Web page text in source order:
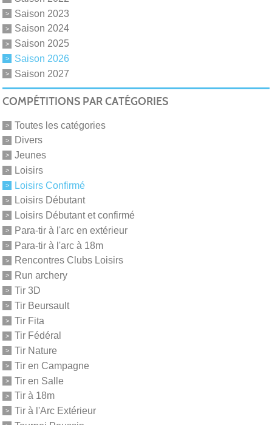
Saison 2023
Saison 2024
Saison 2025
Saison 2026
Saison 2027
COMPÉTITIONS PAR CATÉGORIES
Toutes les catégories
Divers
Jeunes
Loisirs
Loisirs Confirmé
Loisirs Débutant
Loisirs Débutant et confirmé
Para-tir à l'arc en extérieur
Para-tir à l'arc à 18m
Rencontres Clubs Loisirs
Run archery
Tir 3D
Tir Beursault
Tir Fita
Tir Fédéral
Tir Nature
Tir en Campagne
Tir en Salle
Tir à 18m
Tir à l'Arc Extérieur